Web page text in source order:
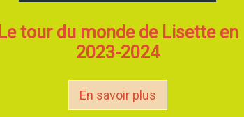
Le tour du monde de Lisette en
2023-2024
En savoir plus